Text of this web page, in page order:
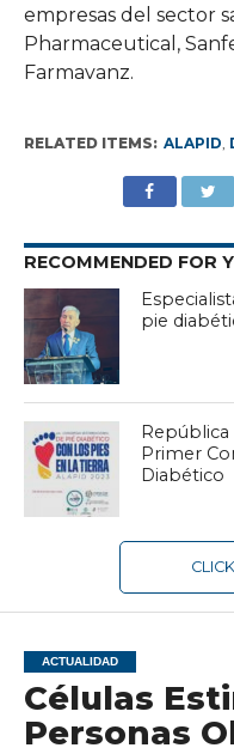
empresas del sector
Pharmaceutical,
Farmavanz.
RELATED ITEMS: ALAPID,
RECOMMENDED FOR
pie
República
Primer
Diabético
ACTUALIDAD
Células
Personas